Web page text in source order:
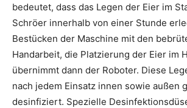
bedeutet, dass das Legen der Eier im
Schröer innerhalb von einer Stunde
Bestücken der Maschine mit den
Handarbeit, die Platzierung der Eier im
übernimmt dann der Roboter. Diese
nach jedem Einsatz innen sowie außen
desinfiziert. Spezielle